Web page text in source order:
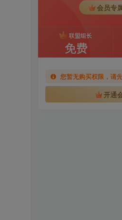
会员专
联盟组长
免费
您暂无购买权限，请
开通